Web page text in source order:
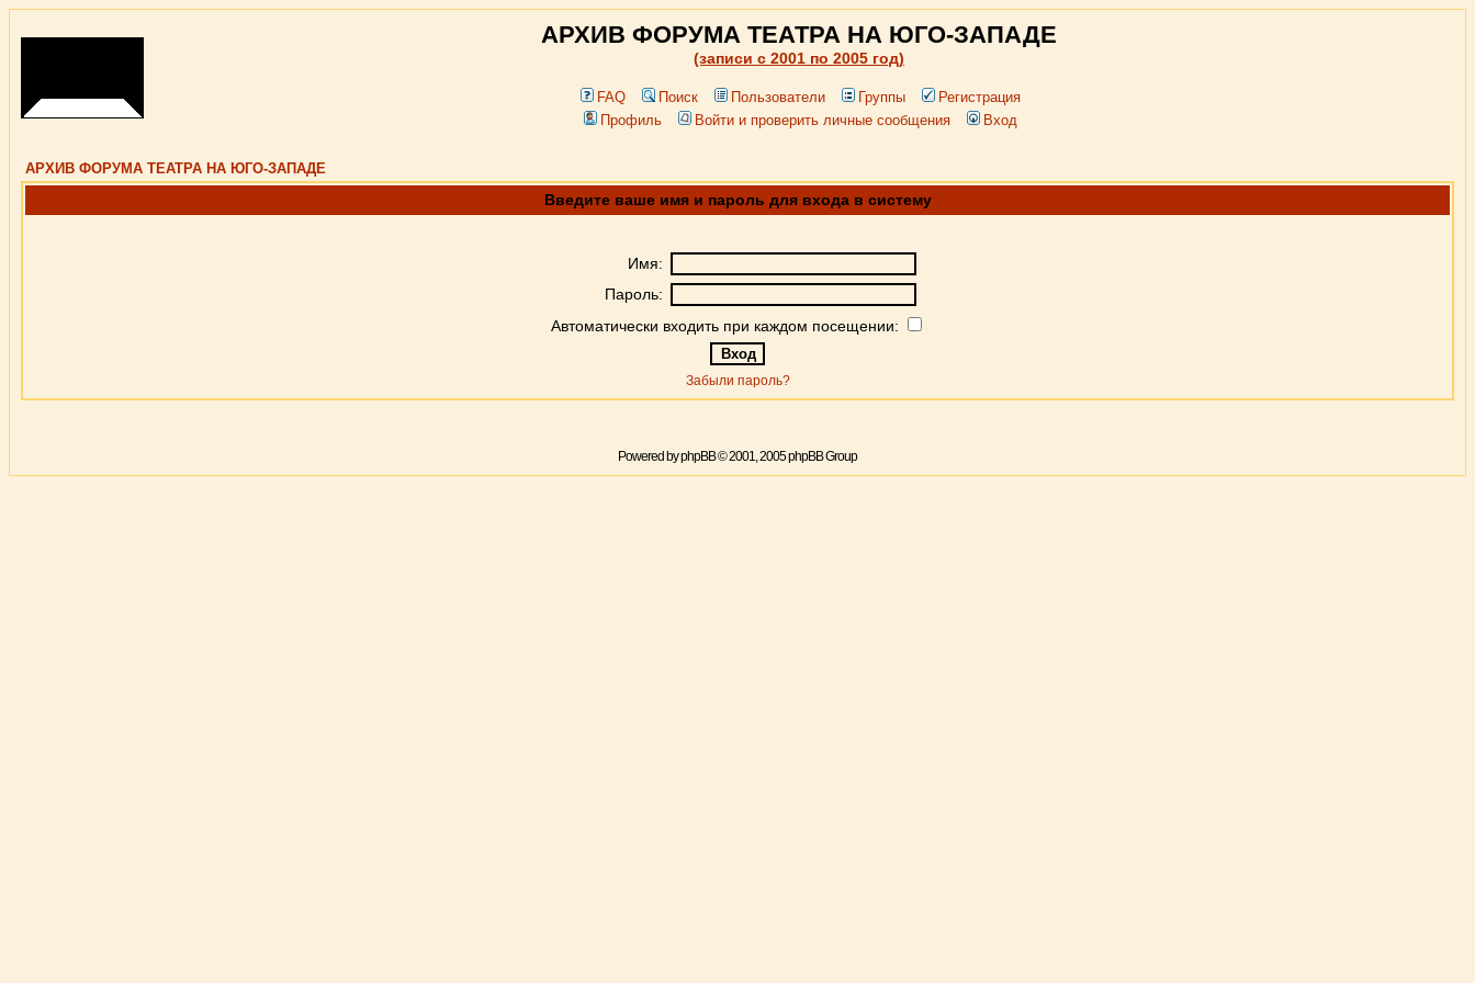
АРХИВ ФОРУМА ТЕАТРА НА ЮГО-ЗАПАДЕ
(записи c 2001 по 2005 год)
FAQ Поиск Пользователи Группы
Регистрация
Профиль
Войти и проверить личные сообщения Вход
АРХИВ ФОРУМА ТЕАТРА НА ЮГО-ЗАПАДЕ
Введите ваше имя и пароль для входа в систему
Имя:
Пароль:
Автоматически входить при каждом посещении:
Забыли пароль?
Powered byphpBB© 2001, 2005 phpBB Group